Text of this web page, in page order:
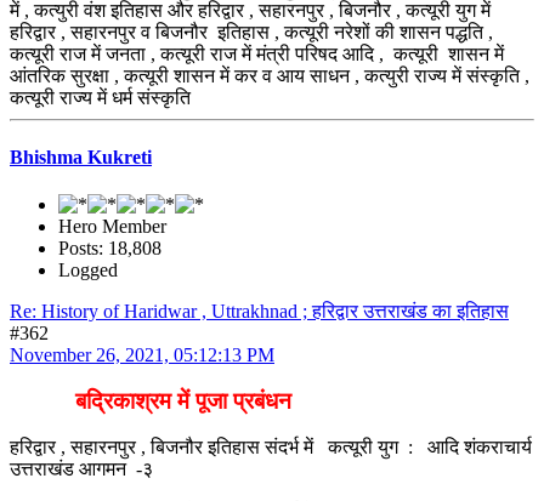
में , कत्युरी वंश इतिहास और हरिद्वार , सहारनपुर , बिजनौर , कत्यूरी युग में
हरिद्वार , सहारनपुर व बिजनौर इतिहास , कत्यूरी नरेशों की शासन पद्धति ,
कत्यूरी राज में जनता , कत्यूरी राज में मंत्री परिषद आदि , कत्यूरी शासन में
आंतरिक सुरक्षा , कत्यूरी शासन में कर व आय साधन , कत्युरी राज्य में संस्कृति ,
कत्यूरी राज्य में धर्म संस्कृति
Bhishma Kukreti
Hero Member
Posts: 18,808
Logged
Re: History of Haridwar , Uttrakhnad ; हरिद्वार उत्तराखंड का इतिहास
#362
November 26, 2021, 05:12:13 PM
बद्रिकाश्रम में पूजा प्रबंधन
हरिद्वार , सहारनपुर , बिजनौर इतिहास संदर्भ में कत्यूरी युग : आदि शंकराचार्य
उत्तराखंड आगमन -३